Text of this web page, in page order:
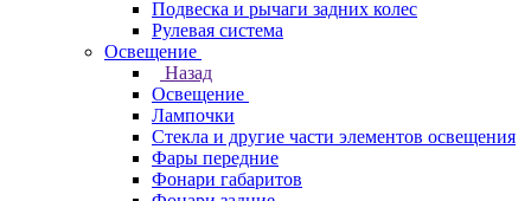
Подвеска и рычаги задних колес
Рулевая система
Освещение
Назад
Освещение
Лампочки
Стекла и другие части элементов освещения
Фары передние
Фонари габаритов